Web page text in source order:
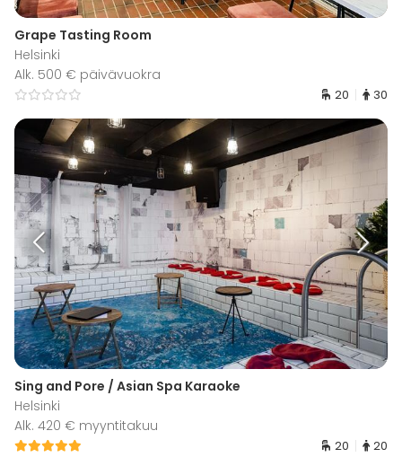
Grape Tasting Room
Helsinki
Alk. 500 € päivävuokra
20 30
Sing and Pore / Asian Spa Karaoke
Helsinki
Alk. 420 € myyntitakuu
20 20